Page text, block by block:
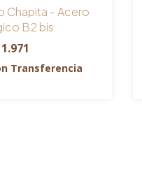
Chapita - Acero
B2 bis
Transferencia